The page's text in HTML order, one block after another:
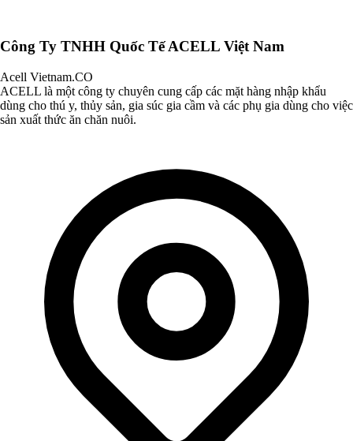
Công Ty TNHH Quốc Tế ACELL Việt Nam
Acell Vietnam.CO
ACELL là một công ty chuyên cung cấp các mặt hàng nhập khẩu
dùng cho thú y, thủy sản, gia súc gia cầm và các phụ gia dùng cho việc
sản xuất thức ăn chăn nuôi.